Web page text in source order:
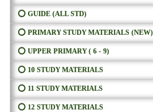
⭕ GUIDE (ALL STD)
⭕ PRIMARY STUDY MATERIALS (NEW)
⭕ UPPER PRIMARY ( 6 - 9)
⭕ 10 STUDY MATERIALS
⭕ 11 STUDY MATERIALS
⭕ 12 STUDY MATERIALS